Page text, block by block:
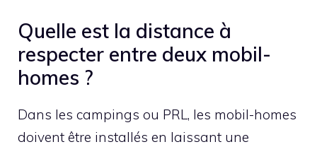
Quelle est la distance à
respecter entre deux mobil-
homes ?
Dans les campings ou PRL, les mobil-homes
doivent être installés en laissant une